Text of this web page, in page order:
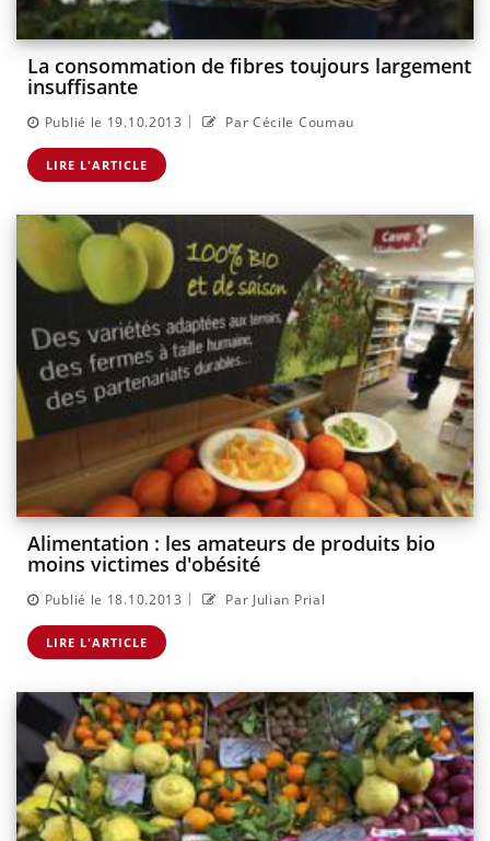
La consommation de fibres toujours largement
insuffisante
Publié le 19.10.2013 | Par Cécile Coumau
LIRE L'ARTICLE
Alimentation : les amateurs de produits bio
moins victimes d'obésité
Publié le 18.10.2013 | Par Julian Prial
LIRE L'ARTICLE